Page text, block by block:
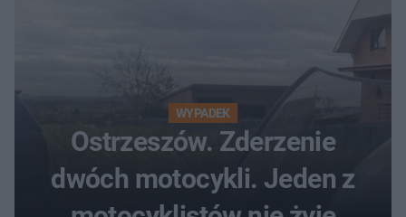
WYPADEK
Ostrzeszów. Zderzenie
dwóch motocykli. Jeden z